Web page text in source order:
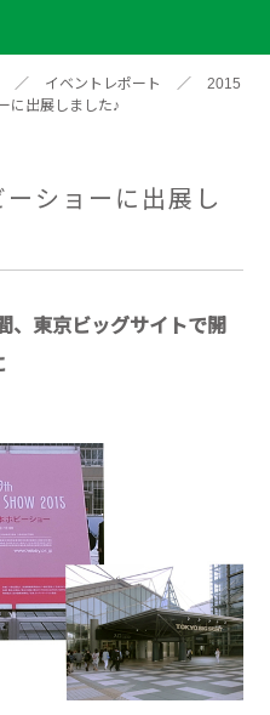
／ イベントレポート ／
2015
に出展しました♪
ショーに出展し
、東京ビッグサイトで開